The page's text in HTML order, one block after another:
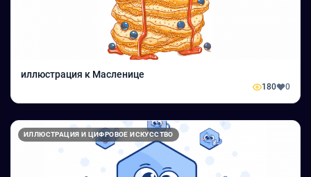
иллюстрация к Масленице
180 0
ИЛЛЮСТРАЦИЯ И ЦИФРОВОЕ ИСКУССТВО